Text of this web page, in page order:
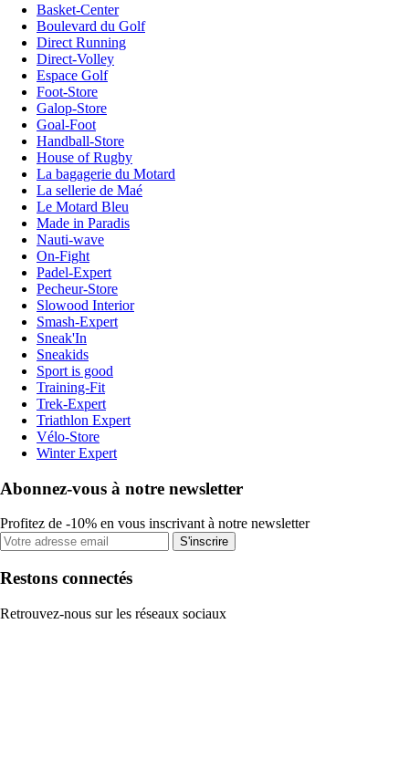
Basket-Center
Boulevard du Golf
Direct Running
Direct-Volley
Espace Golf
Foot-Store
Galop-Store
Goal-Foot
Handball-Store
House of Rugby
La bagagerie du Motard
La sellerie de Maé
Le Motard Bleu
Made in Paradis
Nauti-wave
On-Fight
Padel-Expert
Pecheur-Store
Slowood Interior
Smash-Expert
Sneak'In
Sneakids
Sport is good
Training-Fit
Trek-Expert
Triathlon Expert
Vélo-Store
Winter Expert
Abonnez-vous à notre newsletter
Profitez de -10% en vous inscrivant à notre newsletter
S'inscrire
Restons connectés
Retrouvez-nous sur les réseaux sociaux